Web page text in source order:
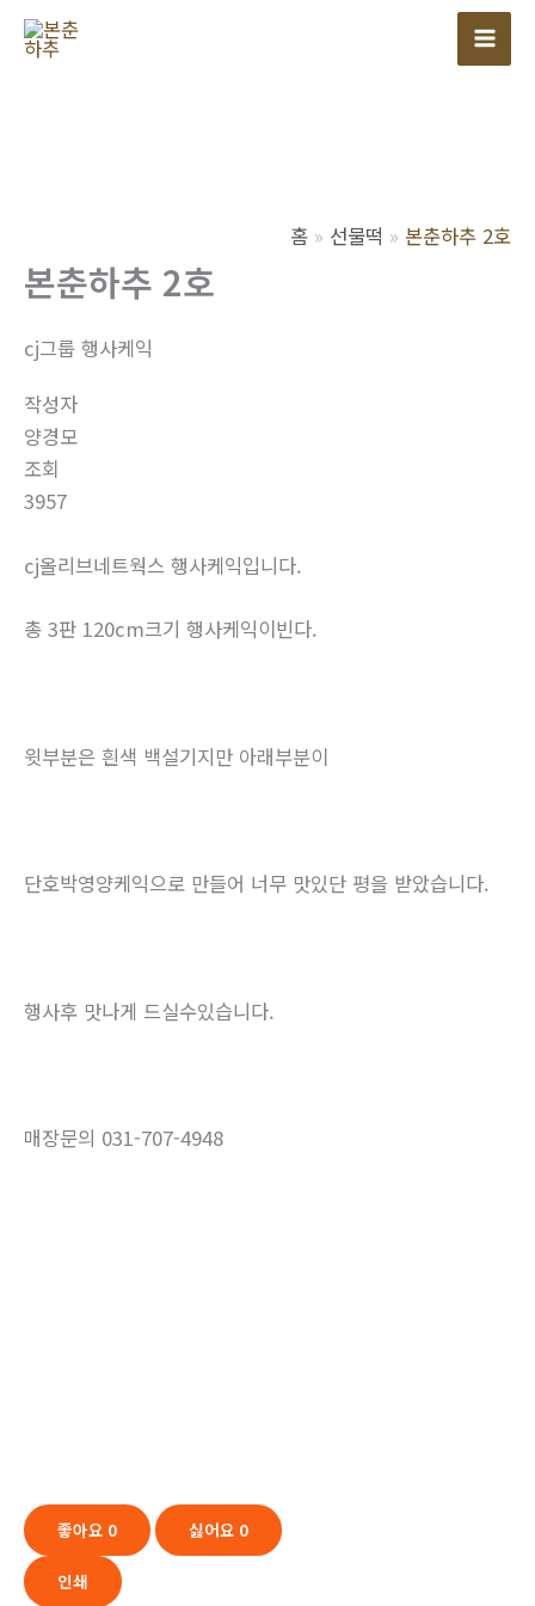
Main
홈 선물떡 본춘하추 2호
본춘하추 2호
cj그룹 행사케익
작성자
양경모
조회
3957
cj올리브네트웍스 행사케익입니다.
총 3판 120cm크기 행사케익이빈다.
윗부분은 흰색 백설기지만 아래부분이
단호박영양케익으로 만들어 너무 맛있단 평을 받았습니다.
행사후 맛나게 드실수있습니다.
매장문의 031-707-4948
좋아요 0 싫어요 0
인쇄